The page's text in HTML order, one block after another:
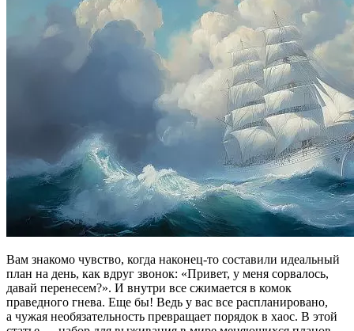
Вам знакомо чувство, когда наконец-то составили идеальный
план на день, как вдруг звонок: «Привет, у меня сорвалось,
давай перенесем?». И внутри все сжимается в комок
праведного гнева. Еще бы! Ведь у вас все распланировано,
а чужая необязательность превращает порядок в хаос. В этой